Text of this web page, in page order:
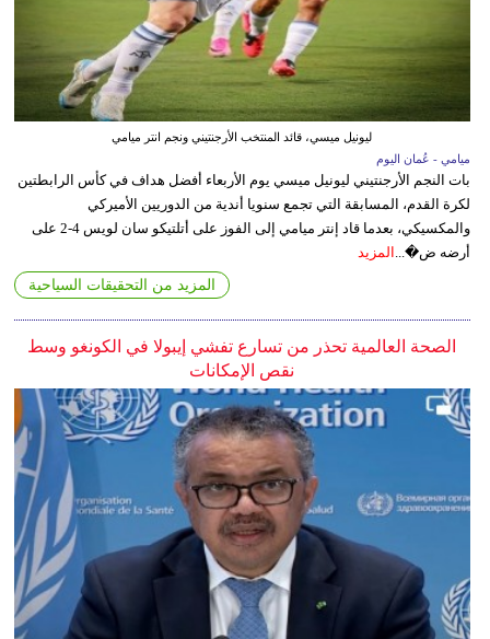
ليونيل ميسي، قائد المنتخب الأرجنتيني ونجم انتر ميامي
ميامي - عُمان اليوم
بات النجم الأرجنتيني ليونيل ميسي يوم الأربعاء أفضل هداف في كأس الرابطتين
لكرة القدم، المسابقة التي تجمع سنويا أندية من الدوريين الأميركي
والمكسيكي، بعدما قاد إنتر ميامي إلى الفوز على أتلتيكو سان لويس 4-2 على
أرضه ض�...
المزيد
المزيد من التحقيقات السياحية
الصحة العالمية تحذر من تسارع تفشي إيبولا في الكونغو وسط
نقص الإمكانات